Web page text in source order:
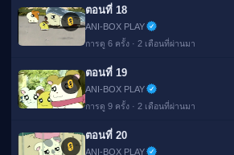
🔒
ตอนที่ 18
ANI-BOX PLAY
การดู 6 ครั้ง · 2 เดือนที่ผ่านมา
🔒
ตอนที่ 19
ANI-BOX PLAY
การดู 9 ครั้ง · 2 เดือนที่ผ่านมา
🔒
ตอนที่ 20
ANI-BOX PLAY